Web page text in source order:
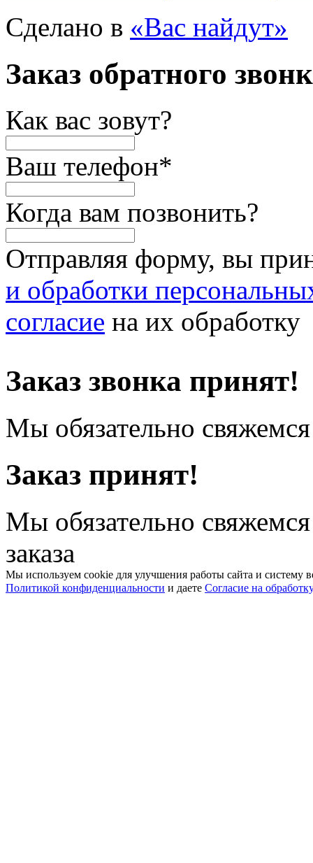
Сделано в «Вас найдут»
Заказ обратного
Как вас зовут?
Ваш телефон*
Когда вам позвонить?
Отправляя форму, вы
и обработки
согласие на их обработку
Заказ звонка принят!
Мы обязательно
Заказ принят!
Мы обязательно
заказа
Мы используем cookie для улучшения работы сайта и систему
Политикой конфиденциальности и даете Согласие на